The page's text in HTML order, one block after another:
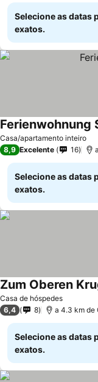
Selecione as datas
exatos.
Casa/apartamento inteiro
Ferienwohnung
8,9 Excelente 16
Selecione as datas
exatos.
Casa de hóspedes
Zum Oberen
6,4 8 a 4.3 km de
Selecione as datas
exatos.